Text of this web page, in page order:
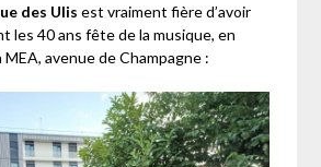
des Ulis est vraiment fière d’avoir
les 40 ans fête de la musique, en
MEA, avenue de Champagne :